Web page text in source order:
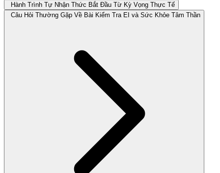
Hành Trình Tự Nhận Thức Bắt Đầu Từ Kỳ Vọng Thực Tế
Câu Hỏi Thường Gặp Về Bài Kiểm Tra EI và Sức Khỏe Tâm Thần